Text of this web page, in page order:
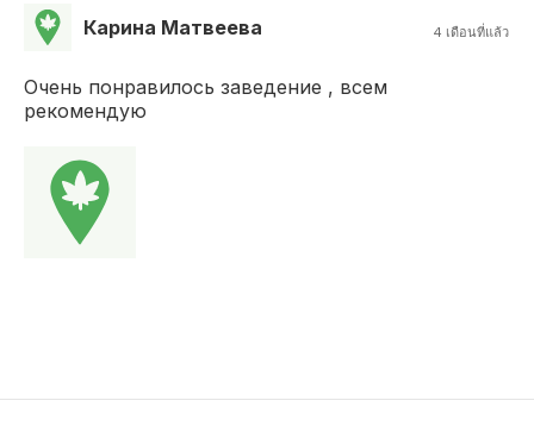
Карина Матвеева 4 เดือนที่แล้ว
Очень понравилось заведение , всем
рекомендую